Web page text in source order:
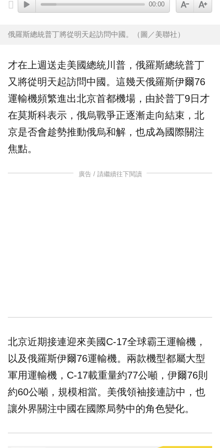
00:00
俄羅斯總統普丁將從明天起訪問中國。（圖／美聯社）
才在上週送走美國總統川普 ， 俄羅斯總統普丁
又將從明天起訪問中國。這幾天俄羅斯伊爾76
運輸機頻繁進出北京首都機場，由於普丁9日才
在莫斯科表示， 俄烏戰爭正逐漸走向結束，北
京是否會趁勢推動俄烏和解，也成為國際關注
焦點。
廣告 / 請繼續往下閱讀
北京近期接連迎來美國C-17全球霸王運輸機，
以及俄羅斯伊爾76運輸機。兩款機型都屬大型
軍用運輸機，C-17載重量約77公噸，伊爾76則
約60公噸，規模相當。美俄領袖接連訪中，也
讓外界關注中國在國際局勢中的角色變化。